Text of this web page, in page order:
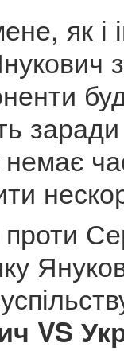
як і
VS